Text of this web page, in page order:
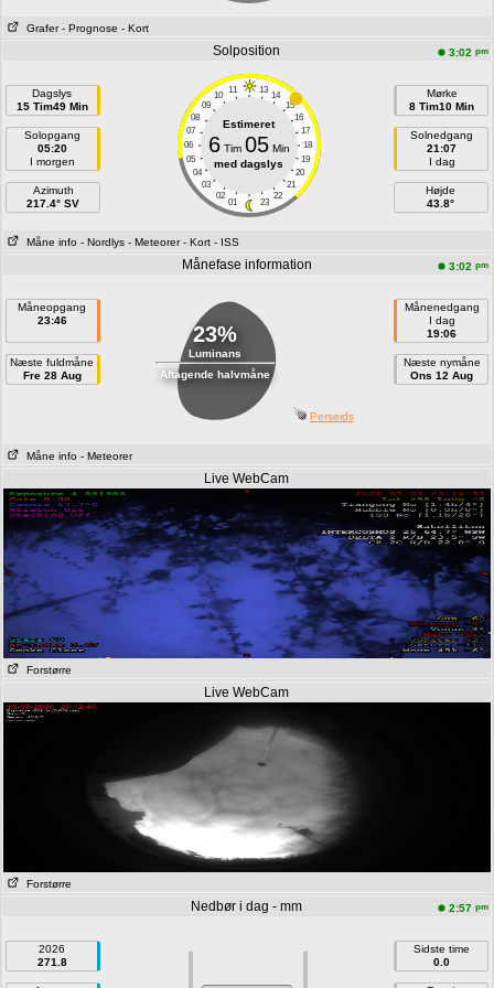
Grafer - Prognose - Kort
Solposition 3:02 pm
Dagslys
15 Tim49 Min
Solopgang
05:20
I morgen
Azimuth
217.4° SV
11 13
10
14
09
15
08
16
07
17
06
18
05
19
04
20
03
21
02
22
01 23
Estimeret
6Tim 05Min
med dagslys
Mørke
8 Tim10 Min
Solnedgang
21:07
I dag
Højde
43.8°
Måne info - Nordlys - Meteorer - Kort - ISS
Månefase information 3:02 pm
Måneopgang
23:46
Næste fuldmåne
Fre 28 Aug
23%
Luminans
Aftagende halvmåne
Månenedgang
I dag
19:06
Næste nymåne
Ons 12 Aug
Perseids
Måne info - Meteorer
Live WebCam
Forstørre
Live WebCam
Forstørre
Nedbør i dag - mm 2:57 pm
2026
271.8
Sidste time
0.0